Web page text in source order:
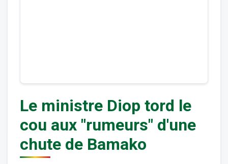
Le ministre Diop tord le
cou aux "rumeurs" d'une
chute de Bamako